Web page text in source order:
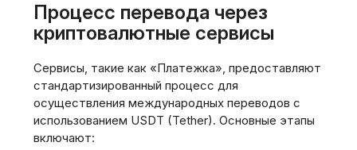
Процесс перевода через
криптовалютные сервисы
Сервисы, такие как «Платежка», предоставляют
стандартизированный процесс для
осуществления международных переводов с
использованием USDT (Tether). Основные этапы
включают: